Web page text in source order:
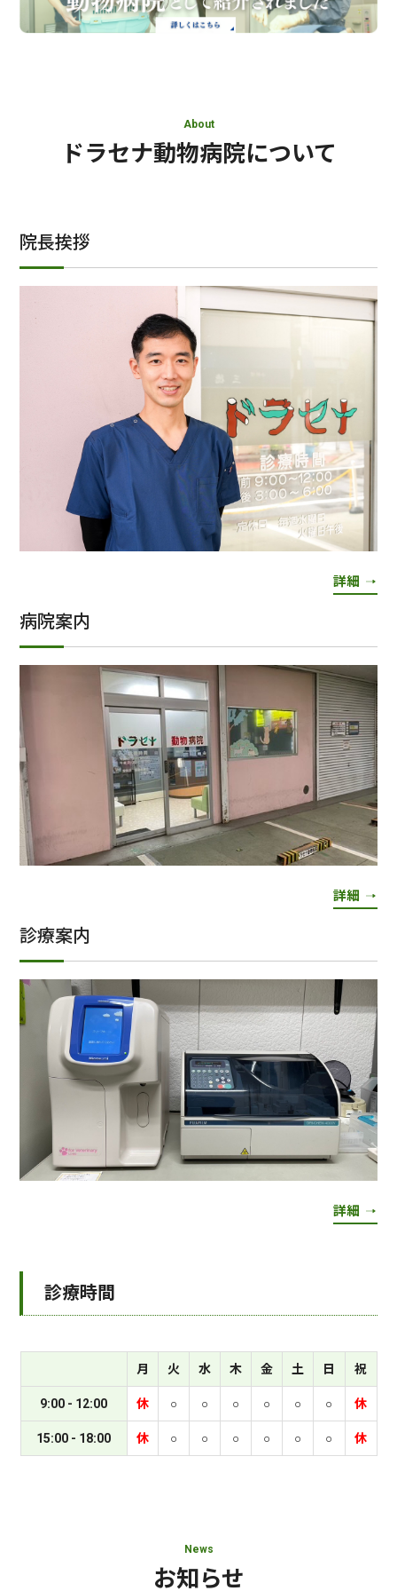
About
ドラセナ動物病院について
院長挨拶
詳細
病院案内
詳細
診療案内
詳細
診療時間
月 火 水 木 金 土 日 祝
9:00 - 12:00 休 ○ ○ ○ ○ ○ ○ 休
15:00 - 18:00 休 ○ ○ ○ ○ ○ ○ 休
News
お知らせ